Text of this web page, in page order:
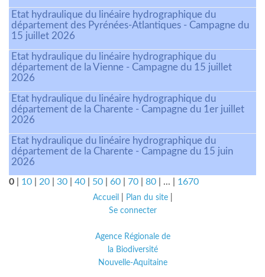
Etat hydraulique du linéaire hydrographique du
département des Pyrénées-Atlantiques - Campagne du
15 juillet 2026
Etat hydraulique du linéaire hydrographique du
département de la Vienne - Campagne du 15 juillet
2026
Etat hydraulique du linéaire hydrographique du
département de la Charente - Campagne du 1er juillet
2026
Etat hydraulique du linéaire hydrographique du
département de la Charente - Campagne du 15 juin
2026
0 10 20 30 40 50 60 70 80 ... 1670
Accueil Plan du site|
Se connecter
Agence Régionale de
la Biodiversité
Nouvelle-Aquitaine